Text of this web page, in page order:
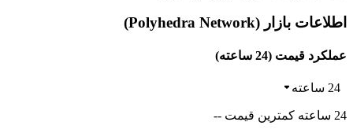
اطلاعات بازار (Polyhedra Network)
عملکرد قیمت (24 ساعته)
24 ساعته
24 ساعته کمترین قیمت --